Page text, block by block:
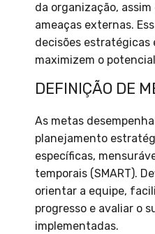
da organização,
ameaças externas.
decisões estratégicas
maximizem o
DEFINIÇÃO DE
As metas
planejamento
específicas,
temporais (SMART).
orientar a equipe,
progresso e avaliar o
implementadas.